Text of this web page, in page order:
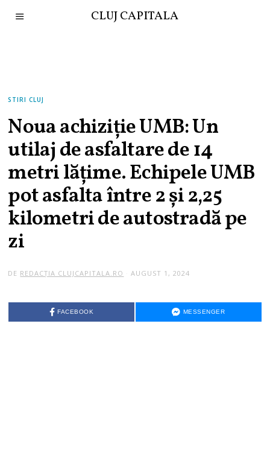
CLUJ CAPITALA
STIRI CLUJ
Noua achiziție UMB: Un
utilaj de asfaltare de 14
metri lățime. Echipele UMB
pot asfalta între 2 și 2,25
kilometri de autostradă pe
zi
DE REDACȚIA CLUJCAPITALA.RO AUGUST 1, 2024
FACEBOOK MESSENGER